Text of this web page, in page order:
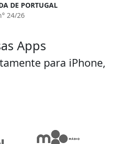
DE PORTUGAL
24/26
Apps
para iPhone,